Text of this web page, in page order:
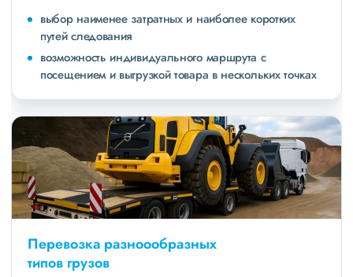
выбор наименее затратных и наиболее коротких
путей следования
возможность индивидуального маршрута с
посещением и выгрузкой товара в нескольких точках
Перевозка разноообразных
типов грузов